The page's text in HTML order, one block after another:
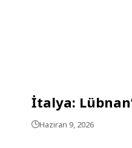
İtalya:
Haziran 9, 2026